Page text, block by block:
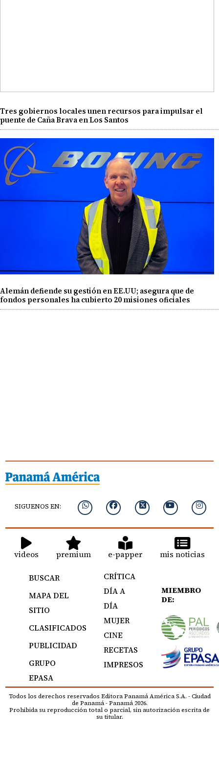
Tres gobiernos locales unen recursos para impulsar el
puente de Caña Brava en Los Santos
Alemán defiende su gestión en EE.UU; asegura que de
fondos personales ha cubierto 20 misiones oficiales
SIGUENOS EN:
videos premium e-papper mis noticias
BUSCAR
MAPA DEL
SITIO
CLASIFICADOS
PUBLICIDAD
GRUPO
EPASA
CRÍTICA
DÍA A
DÍA
MUJER
CINE
RECETAS
IMPRESOS
MIEMBRO
DE:
Todos los derechos reservados Editora Panamá América S.A. - Ciudad
de Panamá - Panamá 2026.
Prohibida su reproducción total o parcial, sin autorización escrita de
su titular.